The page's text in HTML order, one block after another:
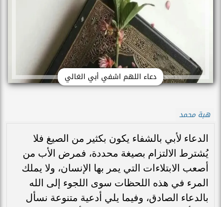
دعاء اللهم اشفي أبي الغالي
هبة محمد
الدعاء لأبي بالشفاء يكون بكثير من الصيغ فلا
يُشترط الالتزام بصيغة محددة، فمرض الأب من
أصعب الابتلاءات التي يمر بها الإنسان، ولا يملك
المرء في هذه اللحظات سوى اللجوء إلى الله
بالدعاء الصادق، وفيما يلي أدعية متنوعة نسأل